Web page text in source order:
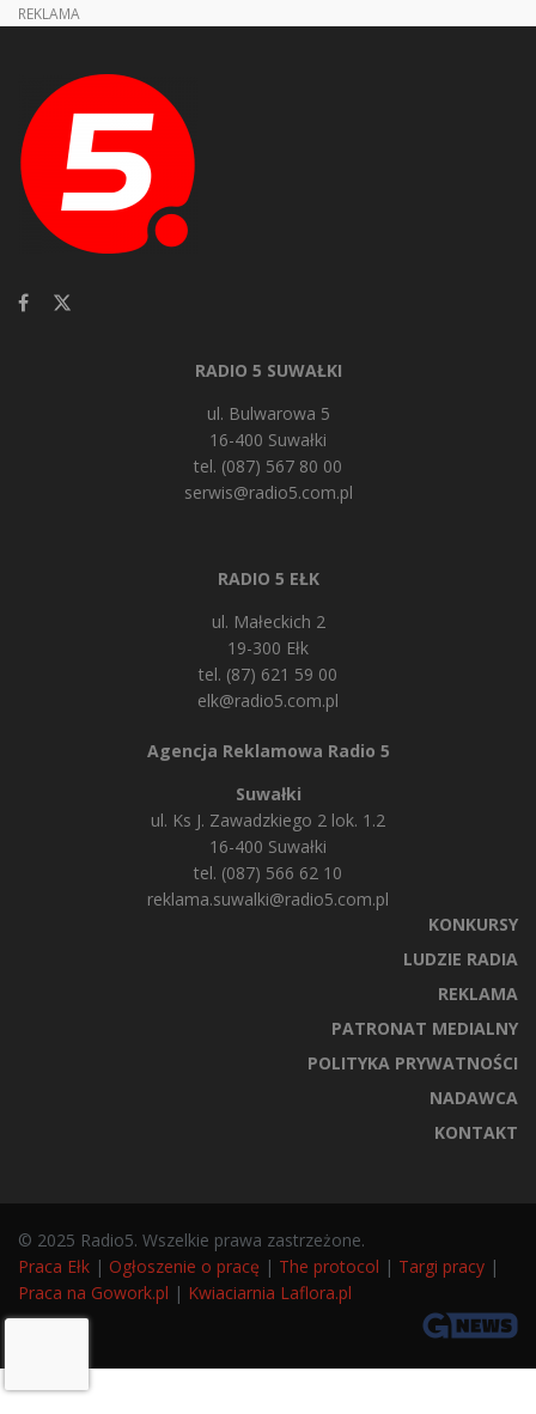
REKLAMA
RADIO 5 SUWAŁKI
ul. Bulwarowa 5
16-400 Suwałki
tel. (087) 567 80 00
serwis@radio5.com.pl
RADIO 5 EŁK
ul. Małeckich 2
19-300 Ełk
tel. (87) 621 59 00
elk@radio5.com.pl
Agencja Reklamowa Radio 5
Suwałki
ul. Ks J. Zawadzkiego 2 lok. 1.2
16-400 Suwałki
tel. (087) 566 62 10
reklama.suwalki@radio5.com.pl
KONKURSY
LUDZIE RADIA
REKLAMA
PATRONAT MEDIALNY
POLITYKA PRYWATNOŚCI
NADAWCA
KONTAKT
© 2025 Radio5. Wszelkie prawa zastrzeżone.
Praca Ełk | Ogłoszenie o pracę | The protocol | Targi pracy |
Praca na Gowork.pl | Kwiaciarnia Laflora.pl